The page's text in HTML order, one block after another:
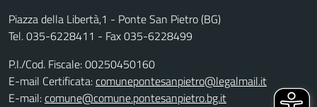
Piazza della Libertà,1 - Ponte San Pietro (BG)
Tel. 035-6228411 - Fax 035-6228499
P.I./Cod. Fiscale: 00250450160
E-mail Certificata:comunepontesanpietro@legalmail.it
E-mail:comune@comune.pontesanpietro.bg.it